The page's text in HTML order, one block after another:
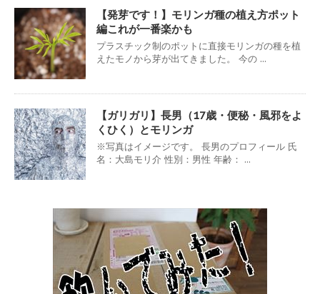
【発芽です！】モリンガ種の植え方ポット
編これが一番楽かも
プラスチック制のポットに直接モリンガの種を植
えたモノから芽が出てきました。 今の ...
【ガリガリ】長男（17歳・便秘・風邪をよ
くひく）とモリンガ
※写真はイメージです。 長男のプロフィール 氏
名：大島モリ介 性別：男性 年齢： ...